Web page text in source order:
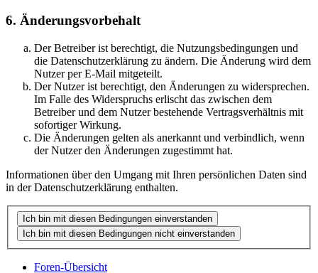
6. Änderungsvorbehalt
Der Betreiber ist berechtigt, die Nutzungsbedingungen und
die Datenschutzerklärung zu ändern. Die Änderung wird dem
Nutzer per E-Mail mitgeteilt.
Der Nutzer ist berechtigt, den Änderungen zu widersprechen.
Im Falle des Widerspruchs erlischt das zwischen dem
Betreiber und dem Nutzer bestehende Vertragsverhältnis mit
sofortiger Wirkung.
Die Änderungen gelten als anerkannt und verbindlich, wenn
der Nutzer den Änderungen zugestimmt hat.
Informationen über den Umgang mit Ihren persönlichen Daten sind
in der Datenschutzerklärung enthalten.
Foren-Übersicht